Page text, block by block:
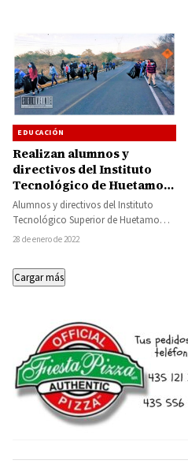
EDUCACIÓN
Realizan alumnos y
directivos del Instituto
Tecnológico de Huetamo
jornada de limpieza
Alumnos y directivos del Instituto
Tecnológico Superior de Huetamo
(ITSH), realizaron en días pasados una
28 de enero de 2022
Cargar más